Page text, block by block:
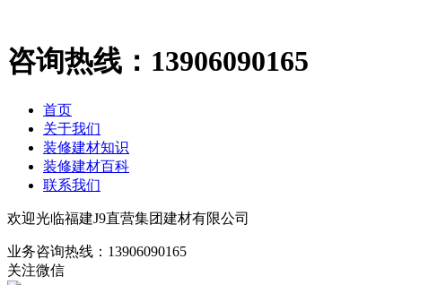
咨询热线： 13906090165
首页
关于我们
装修建材知识
装修建材百科
联系我们
欢迎光临福建J9直营集团建材有限公司
业务咨询热线： 13906090165
关注微信